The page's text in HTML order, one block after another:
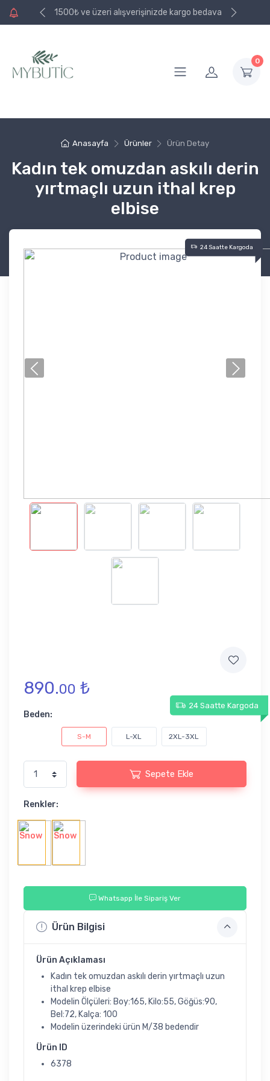
bedava 1500₺ ve üzeri alışverişinizde kargo bedava
0
Anasayfa Ürünler Ürün Detay
Kadın tek omuzdan askılı derin
yırtmaçlı uzun ithal krep
elbise
24 Saatte Kargoda
890.00 ₺
24 Saatte Kargoda
Beden:
S-M L-XL 2XL-3XL
Sepete Ekle
Renkler:
Whatsapp İle Sipariş Ver
Ürün Bilgisi
Ürün Açıklaması
Kadın tek omuzdan askılı derin yırtmaçlı uzun
ithal krep elbise
Modelin Ölçüleri: Boy:165, Kilo:55, Göğüs:90,
Bel:72, Kalça: 100
Modelin üzerindeki ürün M/38 bedendir
Ürün ID
6378